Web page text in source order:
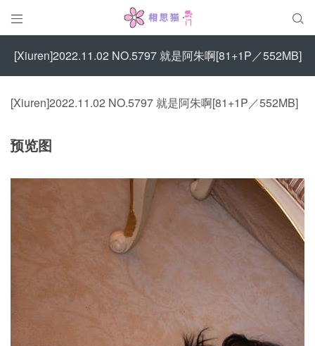
 
[Xiuren]2022.11.02 NO.5797 就是阿朱啊[81+1P／552MB]
[Xiuren]2022.11.02 NO.5797 就是阿朱啊[81+1P／552MB]
预览图